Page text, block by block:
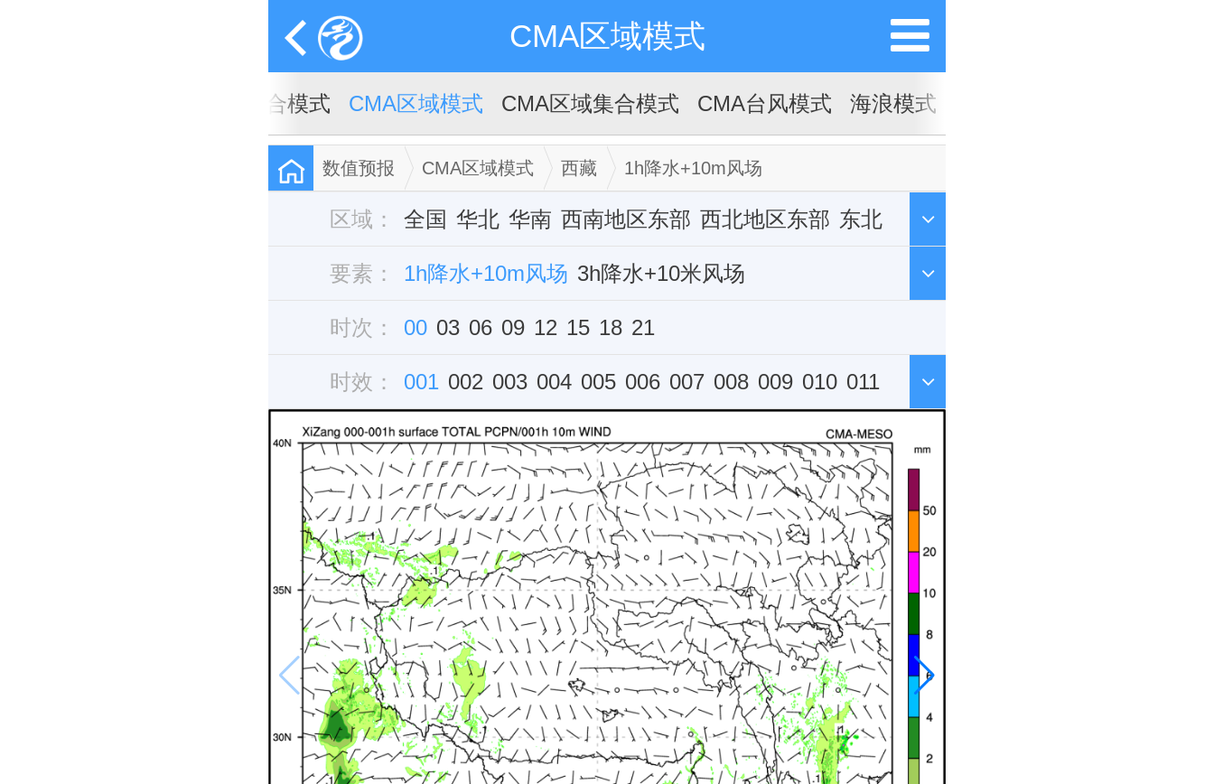
CMA区域模式
CMA全球集合模式 CMA区域模式 CMA区域集合模式 CMA台风模式 海浪模式
数值预报 CMA区域模式 西藏 1h降水+10m风场
区域： 全国 华北 华南 西南地区东部 西北地区东部 东北
华中 西藏 新疆 华东 单站
要素： 1h降水+10m风场 3h降水+10米风场
6h降水+10米风场 12h降水+10米风场
雷达组合反射率
时次： 00 03 06 09 12 15 18 21
时效： 001 002 003 004 005 006 007 008 009 010 011
012 013 014 015 016 017 018 019 020 021 022
023 024 025 026 027 028 029 030 031 032 033
034 035 036 037 038 039 040 041 042 043 044
045 046 047 048 049 050 051 052 053 054 055
056 057 058 059 060 061 062 063 064 065 066
067 068 069 070 071 072